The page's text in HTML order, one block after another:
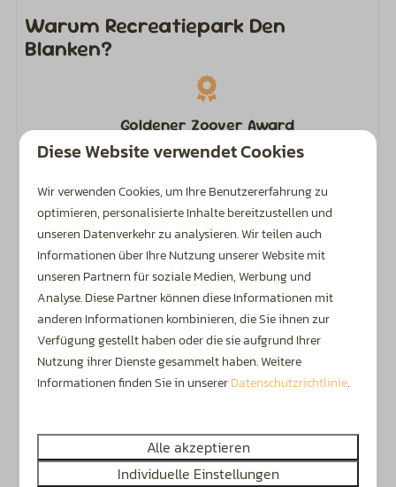
Warum Recreatiepark Den
Blanken?
Goldener Zoover Award
Von Urlaubsgästen mit einem Goldenen Zoover
Hohe Bewertung
Anerkannter ANWB 4,5-Sterne-Campingplatz.
Der ideale Ort für Familien mit Kindern bis 12 Jahre
undfür Gäste ab 50+.
Diese Website verwendet Cookies
Wir verwenden Cookies, um Ihre Benutzererfahrung zu
optimieren, personalisierte Inhalte bereitzustellen und
unseren Datenverkehr zu analysieren. Wir teilen auch
Informationen über Ihre Nutzung unserer Website mit
unseren Partnern für soziale Medien, Werbung und
Analyse. Diese Partner können diese Informationen mit
anderen Informationen kombinieren, die Sie ihnen zur
Verfügung gestellt haben oder die sie aufgrund Ihrer
Nutzung ihrer Dienste gesammelt haben. Weitere
Informationen finden Sie in unsererDatenschutzrichtlinie.
Alle akzeptieren
Individuelle Einstellungen